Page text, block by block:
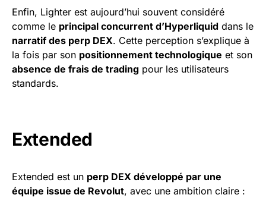
Enfin, Lighter est aujourd’hui souvent considéré
comme le principal concurrent d’Hyperliquid dans le
narratif des perp DEX. Cette perception s’explique à
la fois par son positionnement technologique et son
absence de frais de trading pour les utilisateurs
standards.
Extended
Extended est un perp DEX développé par une
équipe issue de Revolut, avec une ambition claire :